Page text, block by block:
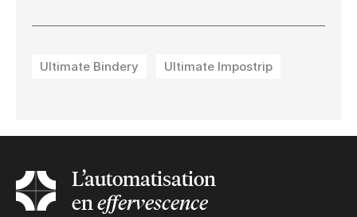
Ultimate Bindery Ultimate Impostrip
L’automatisation
eneffervescence